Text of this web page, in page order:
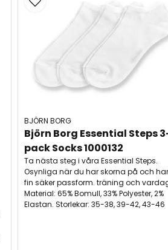
BJÖRN BORG
Björn Borg Essential Steps
pack Socks 1000132
Ta nästa steg i våra Essential Steps.
Osynliga när du har skorna på och
fin säker passform. träning och
Material: 65% Bomull, 33% Polyester, 2%
Elastan. Storlekar: 35-38, 39-42, 43-46